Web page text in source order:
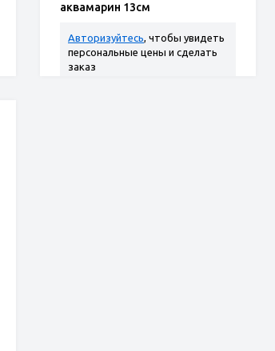
аквамарин 13см
Авторизуйтесь, чтобы увидеть
персональные цены и сделать
заказ